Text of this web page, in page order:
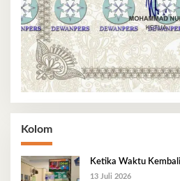
Kolom
Ketika Waktu
13 Juli 2026